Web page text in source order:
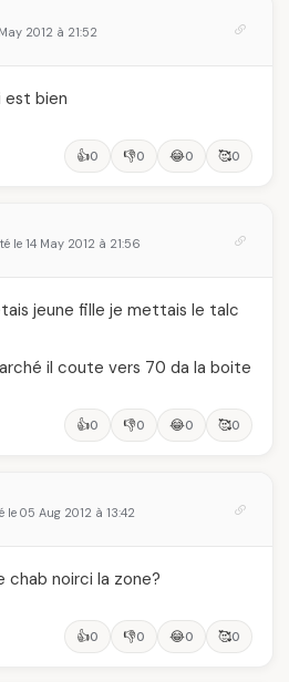
2012 à 21:52
est bien
👍0 👎0 😂0 🥰0
le 14 May 2012 à 21:56
jeune fille je mettais le talc
il coute vers 70 da la boite
👍0 👎0 😂0 🥰0
le 05 Aug 2012 à 13:42
chab noirci la zone?
👍0 👎0 😂0 🥰0